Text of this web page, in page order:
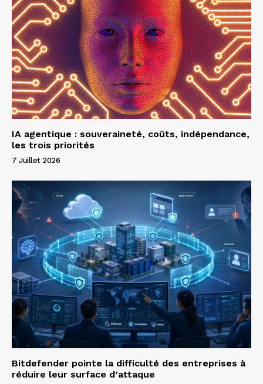
IA agentique : souveraineté, coûts, indépendance,
les trois priorités
7 Juillet 2026
Bitdefender pointe la difficulté des entreprises à
réduire leur surface d’attaque